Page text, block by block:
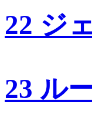
22 ジ
23 ル